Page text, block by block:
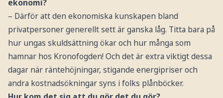
ekonomi?
– Därför att den ekonomiska kunskapen bland
privatpersoner generellt sett är ganska låg. Titta bara på
hur ungas skuldsättning ökar och hur många som
hamnar hos Kronofogden! Och det är extra viktigt dessa
dagar när räntehöjningar, stigande energipriser och
andra kostnadsökningar syns i folks plånböcker.